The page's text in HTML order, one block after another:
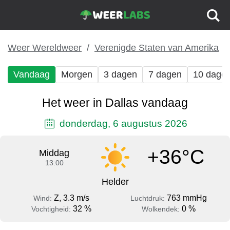
Weer Wereldweer Verenigde Staten van Amerika
Vandaag Morgen 3 dagen 7 dagen 10
Het weer in Dallas vandaag
donderdag, 6 augustus 2026
Middag
13:00 +36°C
Helder
Wind: Z, 3.3 m/s Luchtdruk: 763 mmHg
Vochtigheid: 32 % Wolkendek: 0 %